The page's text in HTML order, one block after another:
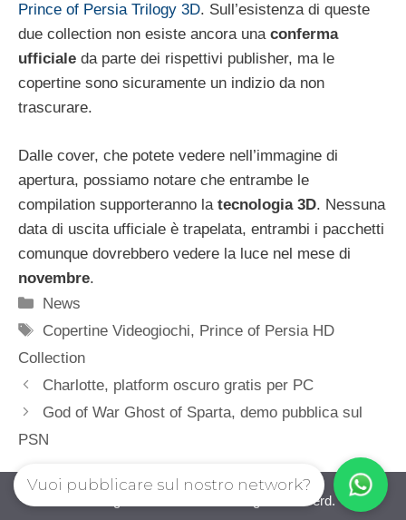
Prince of Persia Trilogy 3D. Sull’esistenza di queste
due collection non esiste ancora unaconferma
ufficiale da parte dei rispettivi publisher, ma le
copertine sono sicuramente un indizio da non
trascurare.
Dalle cover, che potete vedere nell’immagine di
apertura, possiamo notare che entrambe le
compilation supporteranno la tecnologia 3D. Nessuna
data di uscita ufficiale è trapelata, entrambi i pacchetti
comunque dovrebbero vedere la luce nel mese di
novembre.
Categorie
News
Tag
Copertine Videogiochi, Prince of Persia HD
Collection
Charlotte, platform oscuro gratis per PC
God of War Ghost of Sparta, demo pubblica sul
PSN
iovideogioco.com © 2026. All right reserverd.
Vuoi pubblicare sul nostro network?